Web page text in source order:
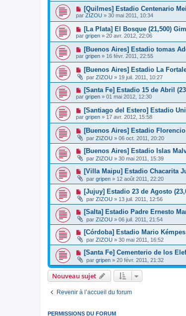
[Quilmes] Estadio Centenario
par ZIZOU » 30 mai 2011, 10:34
[La Plata] El Bosque (21,500)
par gripen » 20 avr. 2012, 22:06
[Buenos Aires] Estadio tomas
par gripen » 16 févr. 2011, 22:55
[Buenos Aires] Estadio La
par ZIZOU » 19 juil. 2011, 10:27
[Santa Fe] Estadio 15 de Abril
par gripen » 01 mai 2012, 12:30
[Santiago del Estero] Estadio
par gripen » 17 avr. 2012, 15:58
[Buenos Aires] Estadio
par ZIZOU » 06 oct. 2011, 20:20
[Buenos Aires] Estadio Islas
par ZIZOU » 30 mai 2011, 15:39
[Villa Maipu] Estadio Chacarita
par gripen » 12 août 2011, 22:20
[Jujuy] Estadio 23 de Agosto
par ZIZOU » 13 juil. 2011, 12:56
[Salta] Estadio Padre Ernesto
par ZIZOU » 06 juil. 2011, 21:54
[Córdoba] Estadio Mario
par ZIZOU » 30 mai 2011, 16:52
[Santa Fe] Cementerio de los
par gripen » 20 févr. 2011, 21:32
Nouveau sujet
Revenir à l’accueil du forum
PERMISSIONS DU FORUM